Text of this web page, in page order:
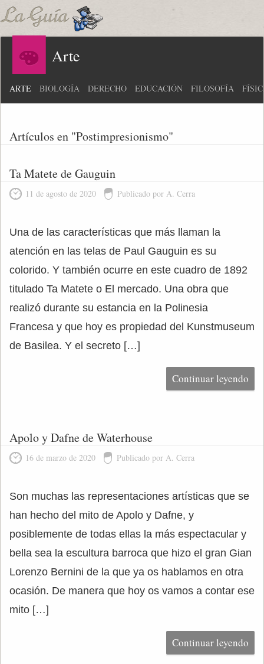
Arte
ARTE BIOLOGÍA DERECHO EDUCACIÓN FILOSOFÍA
Artículos en "Postimpresionismo"
Ta Matete de Gauguin
11 de agosto de 2020 Publicado por A. Cerra
Una de las características que más llaman la
atención en las telas de Paul Gauguin es su
colorido. Y también ocurre en este cuadro de 1892
titulado Ta Matete o El mercado. Una obra que
realizó durante su estancia en la Polinesia
Francesa y que hoy es propiedad del Kunstmuseum
de Basilea. Y el secreto […]
Continuar leyendo
Apolo y Dafne de Waterhouse
16 de marzo de 2020 Publicado por A. Cerra
Son muchas las representaciones artísticas que se
han hecho del mito de Apolo y Dafne, y
posiblemente de todas ellas la más espectacular y
bella sea la escultura barroca que hizo el gran Gian
Lorenzo Bernini de la que ya os hablamos en otra
ocasión. De manera que hoy os vamos a contar ese
mito […]
Continuar leyendo